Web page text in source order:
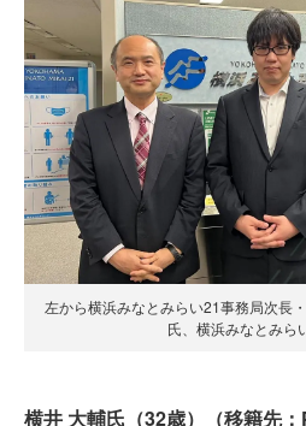
左から横浜みなとみらい21事務局次長
氏、横浜みなとみら
横井 大輔氏（32歳）（移籍先